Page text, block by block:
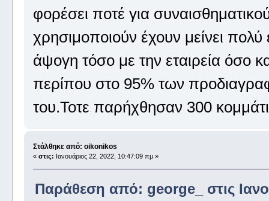
φορέσει ποτέ για
χρησιμοποιούν έχουν μείνει
άψογη τόσο με την εταιρεία όσο
περίπου στο 95% των
του.Τοτε παρήχθησαν 300
Στάλθηκε από: oikonikos
« στις: Ιανουάριος 22, 2022, 10:47:09 πμ »
Παράθεση από: george_ στις